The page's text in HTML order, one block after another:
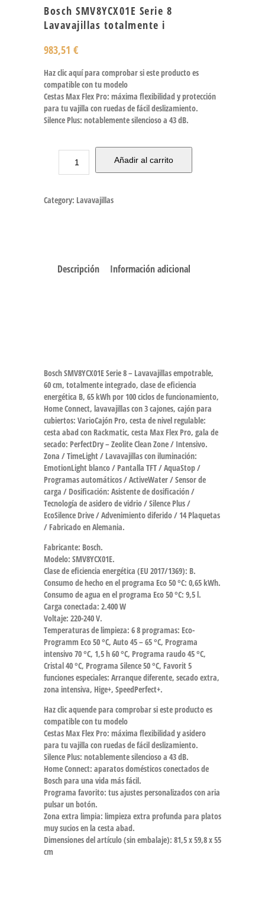
Bosch SMV8YCX01E Serie 8
Lavavajillas totalmente i
983,51 €
Haz clic aquí para comprobar si este producto es
compatible con tu modelo
Cestas Max Flex Pro: máxima flexibilidad y protección
para tu vajilla con ruedas de fácil deslizamiento.
Silence Plus: notablemente silencioso a 43 dB.
Añadir al carrito
Category: Lavavajillas
Descripción Información adicional
Bosch SMV8YCX01E Serie 8 – Lavavajillas empotrable,
60 cm, totalmente integrado, clase de eficiencia
energética B, 65 kWh por 100 ciclos de funcionamiento,
Home Connect, lavavajillas con 3 cajones, cajón para
cubiertos: VarioCajón Pro, cesta de nivel regulable:
cesta abad con Rackmatic, cesta Max Flex Pro, gala de
secado: PerfectDry – Zeolite Clean Zone / Intensivo.
Zona / TimeLight / Lavavajillas con iluminación:
EmotionLight blanco / Pantalla TFT / AquaStop /
Programas automáticos / ActiveWater / Sensor de
carga / Dosificación: Asistente de dosificación /
Tecnología de asidero de vidrio / Silence Plus /
EcoSilence Drive / Advenimiento diferido / 14 Plaquetas
/ Fabricado en Alemania.
Fabricante: Bosch.
Modelo: SMV8YCX01E.
Clase de eficiencia energética (EU 2017/1369): B.
Consumo de hecho en el programa Eco 50 °C: 0,65 kWh.
Consumo de agua en el programa Eco 50 °C: 9,5 l.
Carga conectada: 2.400 W
Voltaje: 220-240 V.
Temperaturas de limpieza: 6 8 programas: Eco-
Programm Eco 50 °C, Auto 45 – 65 °C, Programa
intensivo 70 °C, 1,5 h 60 °C, Programa raudo 45 °C,
Cristal 40 °C, Programa Silence 50 °C, Favorit 5
funciones especiales: Arranque diferente, secado extra,
zona intensiva, Hige+, SpeedPerfect+.
Haz clic aquende para comprobar si este producto es
compatible con tu modelo
Cestas Max Flex Pro: máxima flexibilidad y asidero
para tu vajilla con ruedas de fácil deslizamiento.
Silence Plus: notablemente silencioso a 43 dB.
Home Connect: aparatos domésticos conectados de
Bosch para una vida más fácil.
Programa favorito: tus ajustes personalizados con aria
pulsar un botón.
Zona extra limpia: limpieza extra profunda para platos
muy sucios en la cesta abad.
Dimensiones del artículo (sin embalaje): 81,5 x 59,8 x 55
cm